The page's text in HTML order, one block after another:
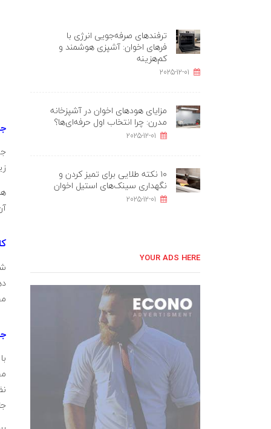
ترفندهای صرفه‌جویی انرژی با
فرهای اخوان: آشپزی هوشمند و
کم‌هزینه
2025-12-01
مزایای هودهای اخوان در آشپزخانه
مدرن: چرا انتخاب اول حرفه‌ای‌ها؟
2025-12-01
۱۰ نکته طلایی برای تمیز کردن و
نگهداری سینک‌های استیل اخوان
2025-12-01
YOUR ADS HERE